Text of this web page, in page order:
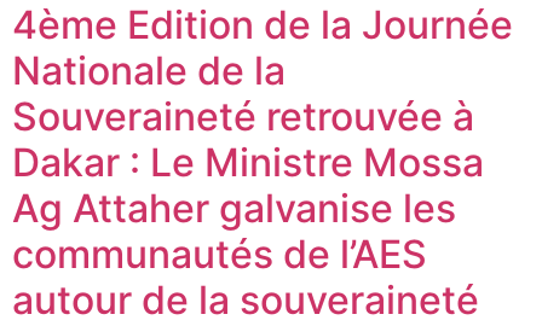
4ème Edition de la Journée
Nationale de la
Souveraineté retrouvée à
Dakar : Le Ministre Mossa
Ag Attaher galvanise les
communautés de l’AES
autour de la souveraineté